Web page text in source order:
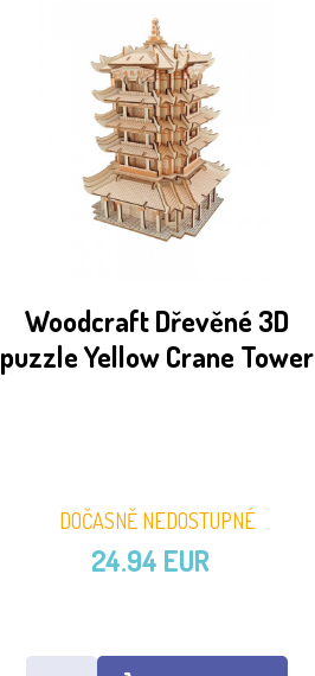
Woodcraft Dřevěné 3D
puzzle Yellow Crane Tower
DOČASNĚ NEDOSTUPNÉ
24.94 EUR